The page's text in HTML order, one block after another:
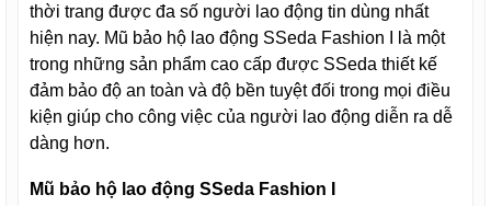
thời trang được đa số người lao động tin dùng nhất
hiện nay. Mũ bảo hộ lao động SSeda Fashion I là một
trong những sản phẩm cao cấp được SSeda thiết kế
đảm bảo độ an toàn và độ bền tuyệt đối trong mọi điều
kiện giúp cho công việc của người lao động diễn ra dễ
dàng hơn.
Mũ bảo hộ lao động SSeda Fashion I